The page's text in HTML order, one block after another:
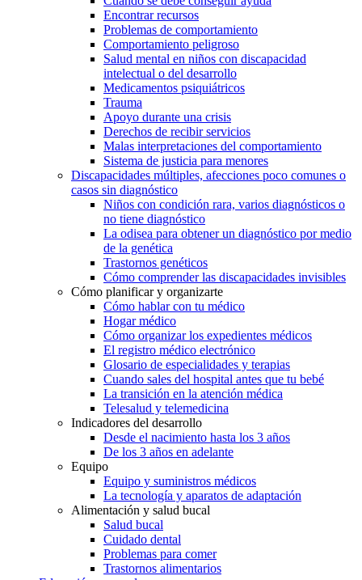
Encontrar recursos
Problemas de comportamiento
Comportamiento peligroso
Salud mental en niños con discapacidad
intelectual o del desarrollo
Medicamentos psiquiátricos
Trauma
Apoyo durante una crisis
Derechos de recibir servicios
Malas interpretaciones del comportamiento
Sistema de justicia para menores
Discapacidades múltiples, afecciones poco comunes o
casos sin diagnóstico
Niños con condición rara, varios diagnósticos o
no tiene diagnóstico
La odisea para obtener un diagnóstico por medio
de la genética
Trastornos genéticos
Cómo comprender las discapacidades invisibles
Cómo planificar y organizarte
Cómo hablar con tu médico
Hogar médico
Cómo organizar los expedientes médicos
El registro médico electrónico
Glosario de especialidades y terapias
Cuando sales del hospital antes que tu bebé
La transición en la atención médica
Telesalud y telemedicina
Indicadores del desarrollo
Desde el nacimiento hasta los 3 años
De los 3 años en adelante
Equipo
Equipo y suministros médicos
La tecnología y aparatos de adaptación
Alimentación y salud bucal
Salud bucal
Cuidado dental
Problemas para comer
Trastornos alimentarios